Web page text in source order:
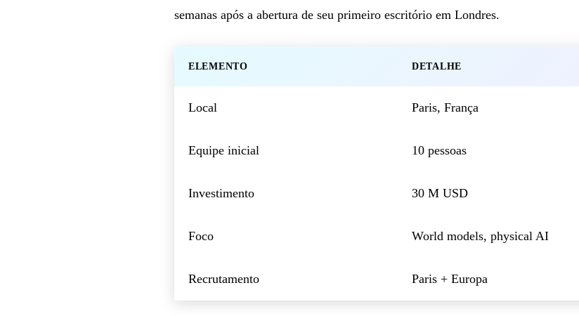
semanas após a abertura de seu primeiro escritório em Londres.
ELEMENTO DETALHE
Local Paris, França
Equipe inicial 10 pessoas
Investimento 30 M USD
Foco World models, physical AI
Recrutamento Paris + Europa